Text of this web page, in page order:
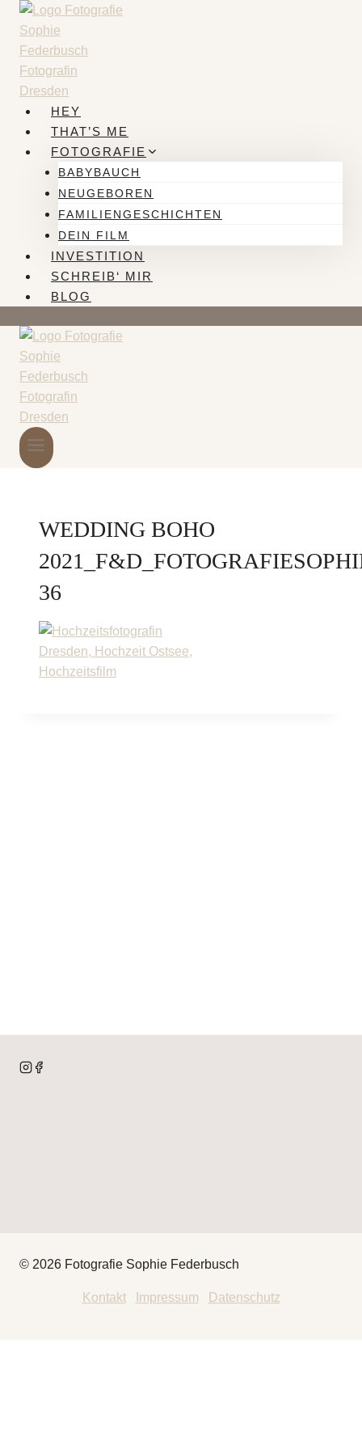
Zum
Inhalt
springen
HEY
THAT’S ME
FOTOGRAFIE
BABYBAUCH
NEUGEBOREN
FAMILIENGESCHICHTEN
DEIN FILM
INVESTITION
SCHREIB‘ MIR
BLOG
WEDDING BOHO
36
© 2026 Fotografie Sophie Federbusch
Kontakt| Impressum Datenschutz